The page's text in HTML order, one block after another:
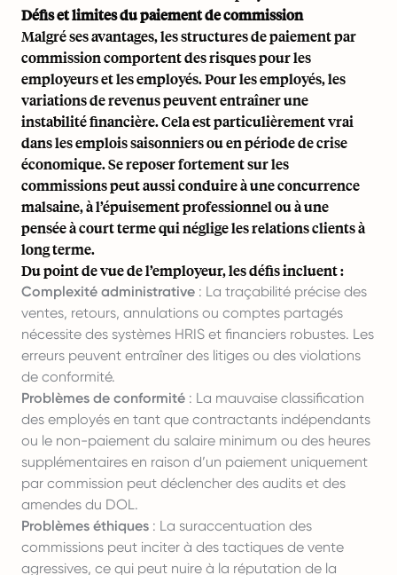
Défis et limites du paiement de commission
Malgré ses avantages, les structures de paiement par
commission comportent des risques pour les
employeurs et les employés. Pour les employés, les
variations de revenus peuvent entraîner une
instabilité financière. Cela est particulièrement vrai
dans les emplois saisonniers ou en période de crise
économique. Se reposer fortement sur les
commissions peut aussi conduire à une concurrence
malsaine, à l’épuisement professionnel ou à une
pensée à court terme qui néglige les relations clients à
long terme.
Du point de vue de l’employeur, les défis incluent :
Complexité administrative : La traçabilité précise des
ventes, retours, annulations ou comptes partagés
nécessite des systèmes HRIS et financiers robustes. Les
erreurs peuvent entraîner des litiges ou des violations
de conformité.
Problèmes de conformité : La mauvaise classification
des employés en tant que contractants indépendants
ou le non-paiement du salaire minimum ou des heures
supplémentaires en raison d’un paiement uniquement
par commission peut déclencher des audits et des
amendes du DOL.
Problèmes éthiques : La suraccentuation des
commissions peut inciter à des tactiques de vente
agressives, ce qui peut nuire à la réputation de la